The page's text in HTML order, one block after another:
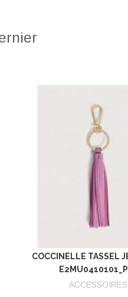
COCCINELLE TASSEL
ACCESSOIRES